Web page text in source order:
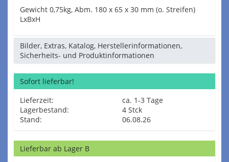
Gewicht 0,75kg, Abm. 180 x 65 x 30 mm (o. Streifen)
LxBxH
Bilder, Extras, Katalog, Herstellerinformationen,
Sicherheits- und Produktinformationen
Sofort lieferbar!
Lieferzeit:
ca. 1-3 Tage
Lagerbestand:
4 Stck
Stand:
06.08.26
Lieferbar ab Lager B